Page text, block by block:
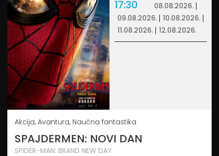
17:30
08.08.2026.
09.08.2026.
10.08.2026.
11.08.2026.
12.08.2026.
Akcija, Avantura, Naučna fantastika
SPAJDERMEN: NOVI DAN
SPIDER-MAN: BRAND NEW DAY